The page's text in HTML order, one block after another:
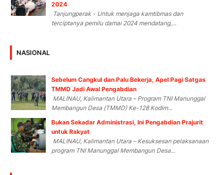
2024
Tanjungperak - Untuk menjaga kamtibmas dan
terciptanya pemilu damai 2024 mendatang,...
NASIONAL
Sebelum Cangkul dan Palu Bekerja, Apel Pagi Satgas
TMMD Jadi Awal Pengabdian
MALINAU, Kalimantan Utara – Program TNI Manunggal
Membangun Desa (TMMD) Ke-128 Kodim...
Bukan Sekadar Administrasi, Ini Pengabdian Prajurit
untuk Rakyat
MALINAU, Kalimantan Utara – Kesuksesan pelaksanaan
program TNI Manunggal Membangun Desa...